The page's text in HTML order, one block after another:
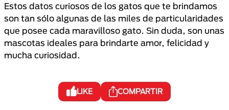
Estos datos curiosos de los gatos que te brindamos
son tan sólo algunas de las miles de particularidades
que posee cada maravilloso gato. Sin duda, son unas
mascotas ideales para brindarte amor, felicidad y
mucha curiosidad.
LIKE COMPARTIR